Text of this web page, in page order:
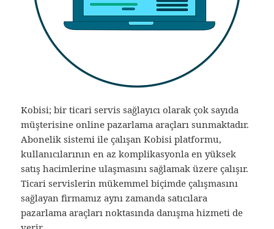
Kobisi; bir ticari servis sağlayıcı olarak çok sayıda
müşterisine online pazarlama araçları sunmaktadır.
Abonelik sistemi ile çalışan Kobisi platformu,
kullanıcılarının en az komplikasyonla en yüksek
satış hacimlerine ulaşmasını sağlamak üzere çalışır.
Ticari servislerin mükemmel biçimde çalışmasını
sağlayan firmamız aynı zamanda satıcılara
pazarlama araçları noktasında danışma hizmeti de